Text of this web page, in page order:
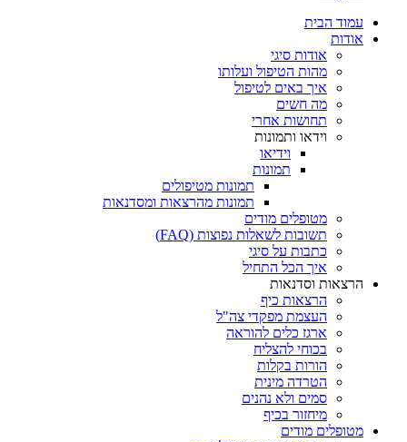
עמוד הבית
אודות
אודות סיגי
מהות הטיפול ועלותו
איך באים לטיפול
מה חשים
תחושות אחרי
וידאו ותמונות
וידיאו
תמונות
תמונות מטיפולים
תמונות מהרצאות ומסדנאות
מטופלים מודים
תשובות לשאלות נפוצות (FAQ)
כתבות על סיגי
איך הכל התחיל
הרצאות וסדנאות
הרצאות כיף
העצמת מפקדי צה"ל
ארגז כלים להוראה
בכוחי להצליח
הורות בקלות
הטרדה מינית
סמים ולא נהנים
מיחזור בכיף
מטופלים מודים